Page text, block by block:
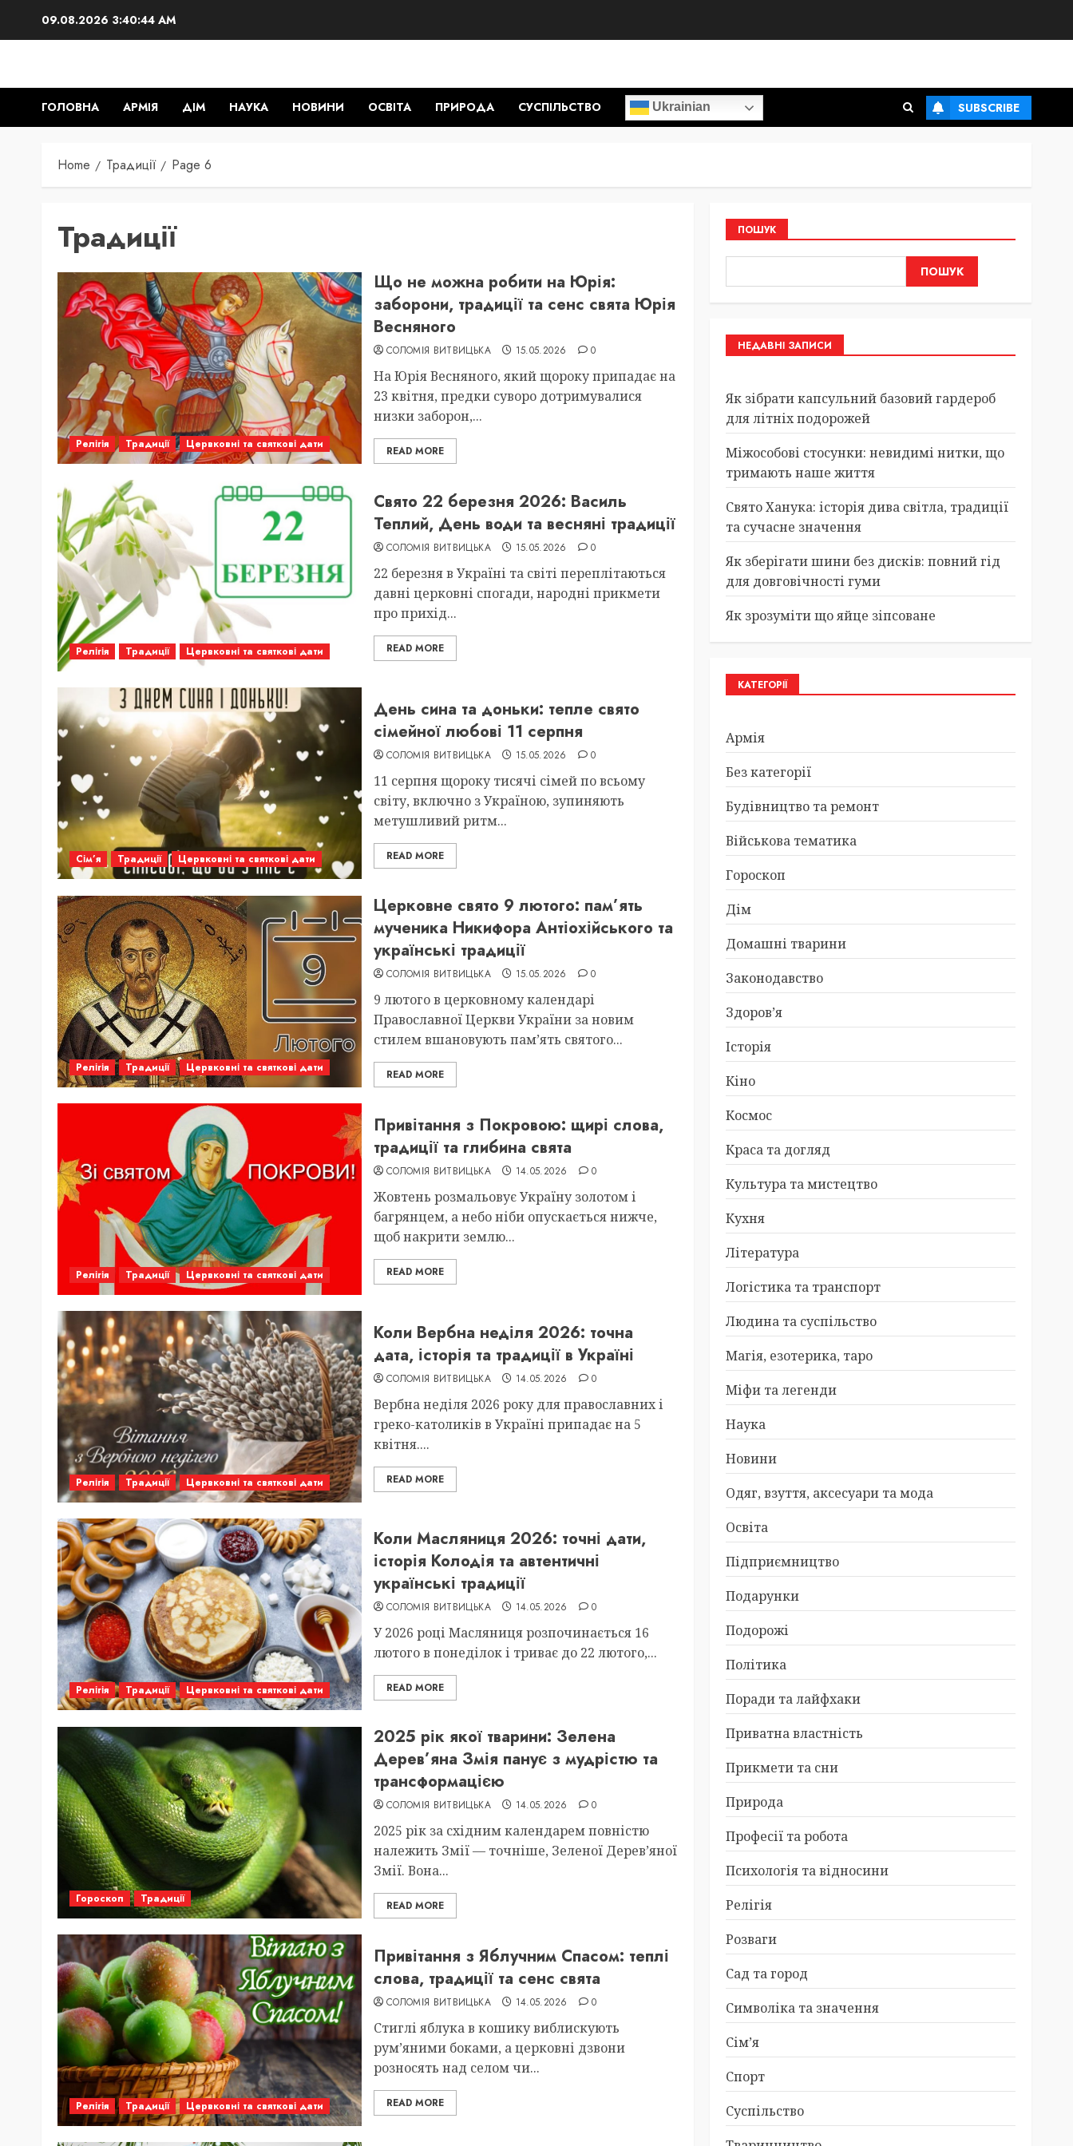
09.08.2026 3:40:46 AM
ГОЛОВНА АРМІЯ ДІМ НАУКА НОВИНИ ОСВІТА ПРИРОДА СУСПІЛЬСТВО Ukrainian SUBSCRIBE
Home Традиції Page 6
Традиції
Релігія Традиції Цервковні та святкові дати
Що не можна робити на Юрія:
заборони, традиції та сенс свята Юрія
Весняного
СОЛОМІЯ ВИТВИЦЬКА 15.05.2026 0
На Юрія Весняного, який щороку припадає на
23 квітня, предки суворо дотримувалися
низки заборон,...
READ MORE
Релігія Традиції Цервковні та святкові дати
Свято 22 березня 2026: Василь
Теплий, День води та весняні традиції
СОЛОМІЯ ВИТВИЦЬКА 15.05.2026 0
22 березня в Україні та світі переплітаються
давні церковні спогади, народні прикмети
про прихід...
READ MORE
Сім’я Традиції Цервковні та святкові дати
День сина та доньки: тепле свято
сімейної любові 11 серпня
СОЛОМІЯ ВИТВИЦЬКА 15.05.2026 0
11 серпня щороку тисячі сімей по всьому
світу, включно з Україною, зупиняють
метушливий ритм...
READ MORE
Релігія Традиції Цервковні та святкові дати
Церковне свято 9 лютого: пам’ять
мученика Никифора Антіохійського та
українські традиції
СОЛОМІЯ ВИТВИЦЬКА 15.05.2026 0
9 лютого в церковному календарі
Православної Церкви України за новим
стилем вшановують пам’ять святого...
READ MORE
Релігія Традиції Цервковні та святкові дати
Привітання з Покровою: щирі слова,
традиції та глибина свята
СОЛОМІЯ ВИТВИЦЬКА 14.05.2026 0
Жовтень розмальовує Україну золотом і
багрянцем, а небо ніби опускається нижче,
щоб накрити землю...
READ MORE
Релігія Традиції Цервковні та святкові дати
Коли Вербна неділя 2026: точна
дата, історія та традиції в Україні
СОЛОМІЯ ВИТВИЦЬКА 14.05.2026 0
Вербна неділя 2026 року для православних і
греко-католиків в Україні припадає на 5
квітня....
READ MORE
Релігія Традиції Цервковні та святкові дати
Коли Масляниця 2026: точні дати,
історія Колодія та автентичні
українські традиції
СОЛОМІЯ ВИТВИЦЬКА 14.05.2026 0
У 2026 році Масляниця розпочинається 16
лютого в понеділок і триває до 22 лютого,...
READ MORE
Гороскоп Традиції
2025 рік якої тварини: Зелена
Дерев’яна Змія панує з мудрістю та
трансформацією
СОЛОМІЯ ВИТВИЦЬКА 14.05.2026 0
2025 рік за східним календарем повністю
належить Змії — точніше, Зеленої Дерев’яної
Змії. Вона...
READ MORE
Релігія Традиції Цервковні та святкові дати
Привітання з Яблучним Спасом: теплі
слова, традиції та сенс свята
СОЛОМІЯ ВИТВИЦЬКА 14.05.2026 0
Стиглі яблука в кошику виблискують
рум’яними боками, а церковні дзвони
розносять над селом чи...
READ MORE
ПОШУК
ПОШУК
НЕДАВНІ ЗАПИСИ
Як зібрати капсульний базовий гардероб
для літніх подорожей
Міжособові стосунки: невидимі нитки, що
тримають наше життя
Свято Ханука: історія дива світла, традиції
та сучасне значення
Як зберігати шини без дисків: повний гід
для довговічності гуми
Як зрозуміти що яйце зіпсоване
КАТЕГОРІЇ
Армія
Без категорії
Будівництво та ремонт
Військова тематика
Гороскоп
Дім
Домашні тварини
Законодавство
Здоров’я
Історія
Кіно
Космос
Краса та догляд
Культура та мистецтво
Кухня
Література
Логістика та транспорт
Людина та суспільство
Магія, езотерика, таро
Міфи та легенди
Наука
Новини
Одяг, взуття, аксесуари та мода
Освіта
Підприємництво
Подарунки
Подорожі
Політика
Поради та лайфхаки
Приватна властність
Прикмети та сни
Природа
Професії та робота
Психологія та відносини
Релігія
Розваги
Сад та город
Символіка та значення
Сім’я
Спорт
Суспільство